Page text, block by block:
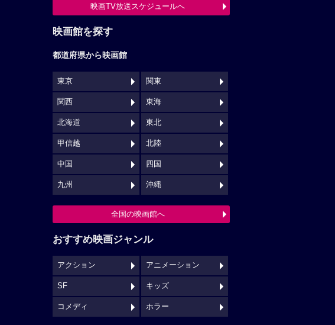
映画TV放送スケジュールへ
映画館を探す
都道府県から映画館
東京 関東
関西 東海
北海道 東北
甲信越 北陸
中国 四国
九州 沖縄
全国の映画館へ
おすすめ映画ジャンル
アクション アニメーション
SF キッズ
コメディ ホラー